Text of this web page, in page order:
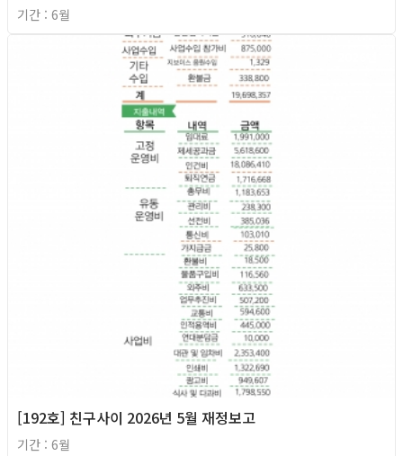
기간 : 6월
[192호] 친구사이 2026년 5월 재정보고
기간 : 6월